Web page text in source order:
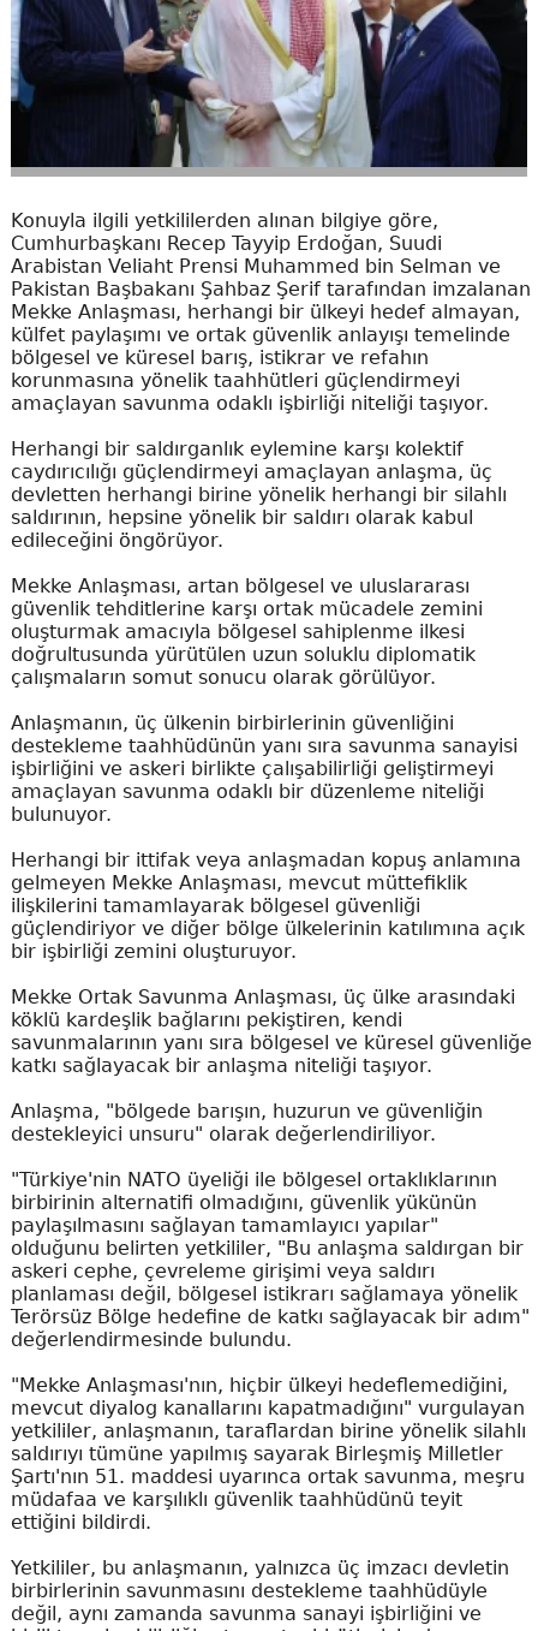
Konuyla ilgili yetkililerden alınan bilgiye göre,
Cumhurbaşkanı Recep Tayyip Erdoğan, Suudi
Arabistan Veliaht Prensi Muhammed bin Selman ve
Pakistan Başbakanı Şahbaz Şerif tarafından imzalanan
Mekke Anlaşması, herhangi bir ülkeyi hedef almayan,
külfet paylaşımı ve ortak güvenlik anlayışı temelinde
bölgesel ve küresel barış, istikrar ve refahın
korunmasına yönelik taahhütleri güçlendirmeyi
amaçlayan savunma odaklı işbirliği niteliği taşıyor.
Herhangi bir saldırganlık eylemine karşı kolektif
caydırıcılığı güçlendirmeyi amaçlayan anlaşma, üç
devletten herhangi birine yönelik herhangi bir silahlı
saldırının, hepsine yönelik bir saldırı olarak kabul
edileceğini öngörüyor.
Mekke Anlaşması, artan bölgesel ve uluslararası
güvenlik tehditlerine karşı ortak mücadele zemini
oluşturmak amacıyla bölgesel sahiplenme ilkesi
doğrultusunda yürütülen uzun soluklu diplomatik
çalışmaların somut sonucu olarak görülüyor.
Anlaşmanın, üç ülkenin birbirlerinin güvenliğini
destekleme taahhüdünün yanı sıra savunma sanayisi
işbirliğini ve askeri birlikte çalışabilirliği geliştirmeyi
amaçlayan savunma odaklı bir düzenleme niteliği
bulunuyor.
Herhangi bir ittifak veya anlaşmadan kopuş anlamına
gelmeyen Mekke Anlaşması, mevcut müttefiklik
ilişkilerini tamamlayarak bölgesel güvenliği
güçlendiriyor ve diğer bölge ülkelerinin katılımına açık
bir işbirliği zemini oluşturuyor.
Mekke Ortak Savunma Anlaşması, üç ülke arasındaki
köklü kardeşlik bağlarını pekiştiren, kendi
savunmalarının yanı sıra bölgesel ve küresel güvenliğe
katkı sağlayacak bir anlaşma niteliği taşıyor.
Anlaşma, "bölgede barışın, huzurun ve güvenliğin
destekleyici unsuru" olarak değerlendiriliyor.
"Türkiye'nin NATO üyeliği ile bölgesel ortaklıklarının
birbirinin alternatifi olmadığını, güvenlik yükünün
paylaşılmasını sağlayan tamamlayıcı yapılar"
olduğunu belirten yetkililer, "Bu anlaşma saldırgan bir
askeri cephe, çevreleme girişimi veya saldırı
planlaması değil, bölgesel istikrarı sağlamaya yönelik
Terörsüz Bölge hedefine de katkı sağlayacak bir adım"
değerlendirmesinde bulundu.
"Mekke Anlaşması'nın, hiçbir ülkeyi hedeflemediğini,
mevcut diyalog kanallarını kapatmadığını" vurgulayan
yetkililer, anlaşmanın, taraflardan birine yönelik silahlı
saldırıyı tümüne yapılmış sayarak Birleşmiş Milletler
Şartı'nın 51. maddesi uyarınca ortak savunma, meşru
müdafaa ve karşılıklı güvenlik taahhüdünü teyit
ettiğini bildirdi.
Yetkililer, bu anlaşmanın, yalnızca üç imzacı devletin
birbirlerinin savunmasını destekleme taahhüdüyle
değil, aynı zamanda savunma sanayi işbirliğini ve